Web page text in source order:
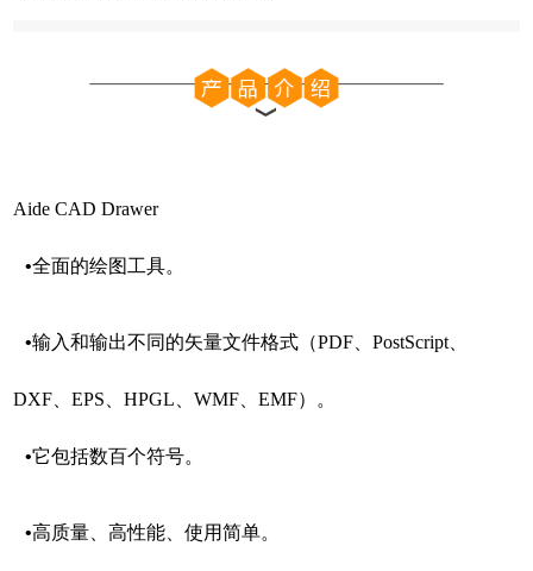
Aide CAD Drawer
•全面的绘图工具。
•输入和输出不同的矢量文件格式（PDF、PostScript、
DXF、EPS、HPGL、WMF、EMF）。
•它包括数百个符号。
•高质量、高性能、使用简单。